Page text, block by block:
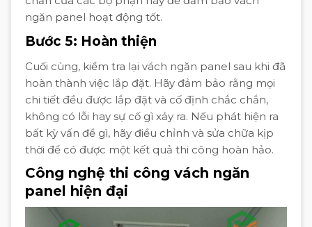
ngăn panel hoạt động tốt.
Bước 5: Hoàn thiện
Cuối cùng, kiểm tra lại vách ngăn panel sau khi đã
hoàn thành việc lắp đặt. Hãy đảm bảo rằng mọi
chi tiết đều được lắp đặt và cố định chắc chắn,
không có lỗi hay sự cố gì xảy ra. Nếu phát hiện ra
bất kỳ vấn đề gì, hãy điều chỉnh và sửa chữa kịp
thời để có được một kết quả thi công hoàn hảo.
Công nghệ thi công vách ngăn
panel hiện đại